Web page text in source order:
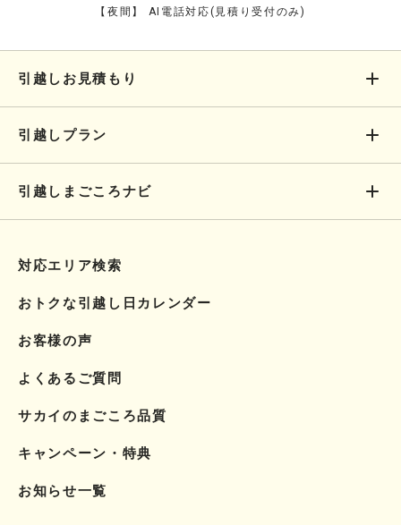
【夜間】 AI電話対応(見積り受付のみ)
引越しお見積もり
引越しプラン
引越しまごころナビ
対応エリア検索
おトクな引越し日カレンダー
お客様の声
よくあるご質問
サカイのまごころ品質
キャンペーン・特典
お知らせ一覧